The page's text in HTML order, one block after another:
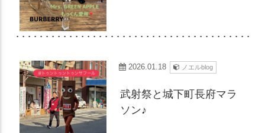
2026.01.18 ノエルblog
武射祭と城下町長府マラ
ソン♪